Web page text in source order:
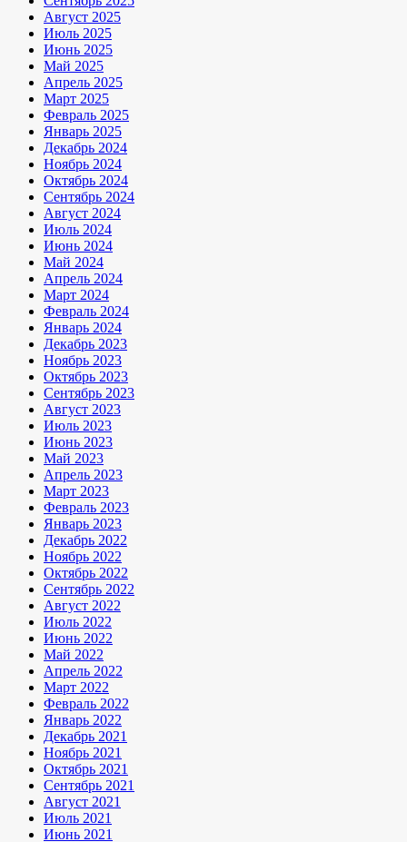
Август 2025
Июль 2025
Июнь 2025
Май 2025
Апрель 2025
Март 2025
Февраль 2025
Январь 2025
Декабрь 2024
Ноябрь 2024
Октябрь 2024
Сентябрь 2024
Август 2024
Июль 2024
Июнь 2024
Май 2024
Апрель 2024
Март 2024
Февраль 2024
Январь 2024
Декабрь 2023
Ноябрь 2023
Октябрь 2023
Сентябрь 2023
Август 2023
Июль 2023
Июнь 2023
Май 2023
Апрель 2023
Март 2023
Февраль 2023
Январь 2023
Декабрь 2022
Ноябрь 2022
Октябрь 2022
Сентябрь 2022
Август 2022
Июль 2022
Июнь 2022
Май 2022
Апрель 2022
Март 2022
Февраль 2022
Январь 2022
Декабрь 2021
Ноябрь 2021
Октябрь 2021
Сентябрь 2021
Август 2021
Июль 2021
Июнь 2021